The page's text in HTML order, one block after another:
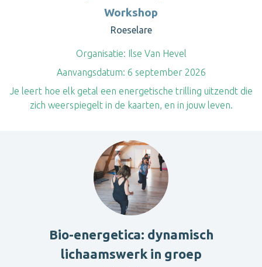
Workshop
Roeselare
Organisatie: Ilse Van Hevel
Aanvangsdatum: 6 september 2026
Je leert hoe elk getal een energetische trilling uitzendt die
zich weerspiegelt in de kaarten, en in jouw leven.
Bio-energetica: dynamisch
lichaamswerk in groep